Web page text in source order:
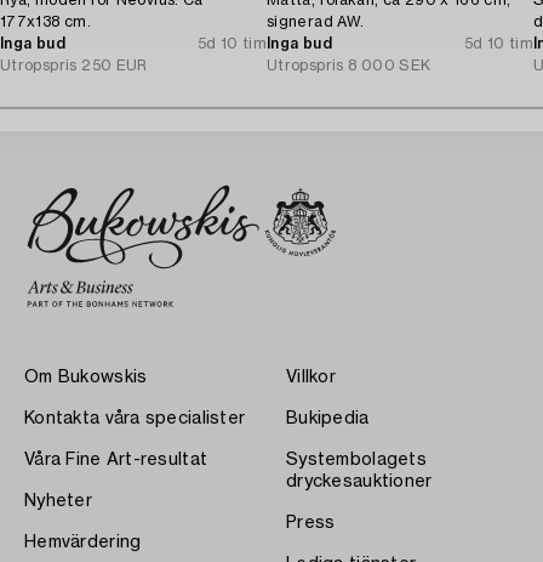
177x138 cm.
Inga bud
5d 10 tim
Utropspris 250 EUR
signerad AW.
Inga bud
5d 10 tim
Utropspris 8 000 SEK
Om Bukowskis
Kontakta våra specialister
Våra Fine Art-resultat
Nyheter
Hemvärdering
Villkor
Bukipedia
Systembolagets
dryckesauktioner
Press